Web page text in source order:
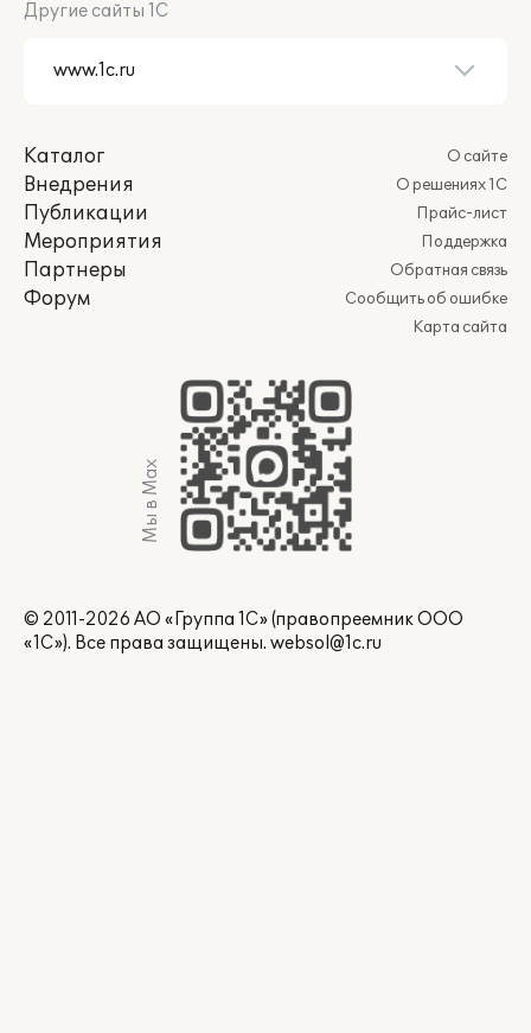
Другие сайты 1С
Каталог
Внедрения
Публикации
Мероприятия
Партнеры
Форум
О сайте
О решениях 1С
Прайс-лист
Поддержка
Обратная связь
Сообщить об ошибке
Карта сайта
Мы в Max
© 2011-2026 АО «Группа 1С» (правопреемник ООО
«1С»). Все права защищены. websol@1c.ru